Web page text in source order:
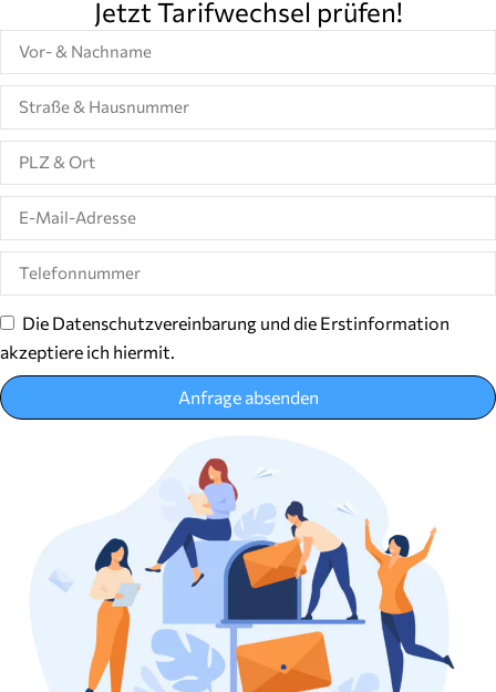
Jetzt Tarifwechsel prüfen!
Die Datenschutzvereinbarung und die Erstinformation
akzeptiere ich hiermit.
Anfrage absenden